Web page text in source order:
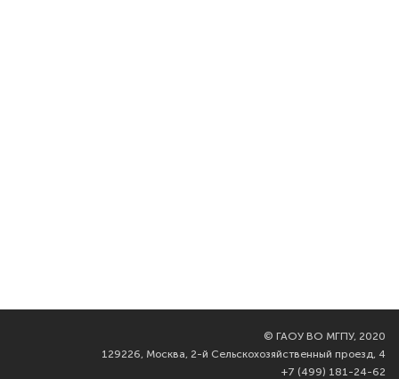
© ГАОУ ВО МГПУ, 2020
129226, Москва, 2-й Сельскохозяйственный проезд, 4
+7 (499) 181-24-62